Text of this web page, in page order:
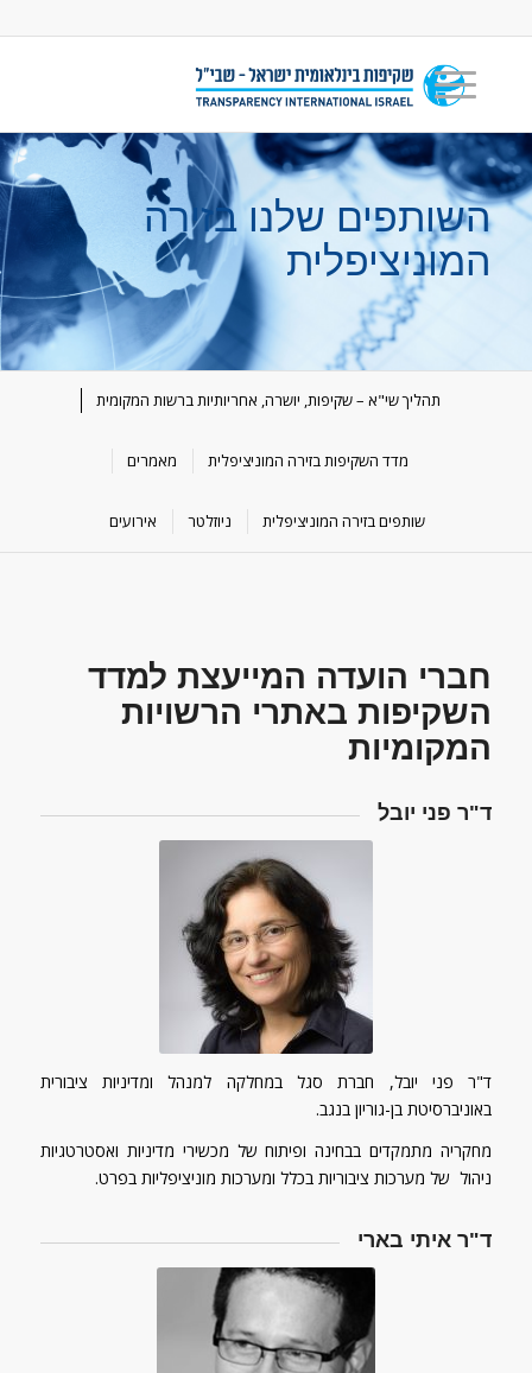
השותפים שלנו בזירה
המוניציפלית
תהליך שי"א – שקיפות, יושרה, אחריותיות ברשות המקומית
מדד השקיפות בזירה המוניציפלית מאמרים
שותפים בזירה המוניציפלית ניוזלטר אירועים
חברי הועדה המייעצת למדד
השקיפות באתרי הרשויות
המקומיות
ד"ר פני יובל
ד"ר פני יובל, חברת סגל במחלקה למנהל ומדיניות ציבורית
באוניברסיטת בן-גוריון בנגב.
מחקריה מתמקדים בבחינה ופיתוח של מכשירי מדיניות ואסטרטגיות
ניהול של מערכות ציבוריות בכלל ומערכות מוניציפליות בפרט.
ד"ר איתי בארי